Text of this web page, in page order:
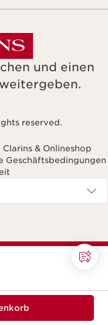
und einen
reserved.
& Onlineshop
Geschäftsbedingungen